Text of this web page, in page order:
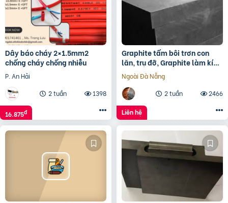
Dây báo cháy 2×1.5mm2
chống cháy chống nhiễu
P. An Hải
2 tuần
1398
16.875đ
Graphite tấm bôi trơn con
lăn, trụ đỡ, Graphite làm kín
đầu lò, tấm lót Graphite
Ngoài Đà Nẵng
2 tuần
2466
Liên hệ